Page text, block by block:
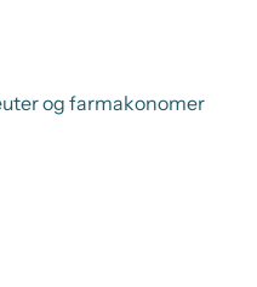
og farmakonomer